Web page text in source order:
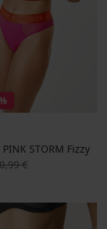
STORM Fizzy
prijs
€